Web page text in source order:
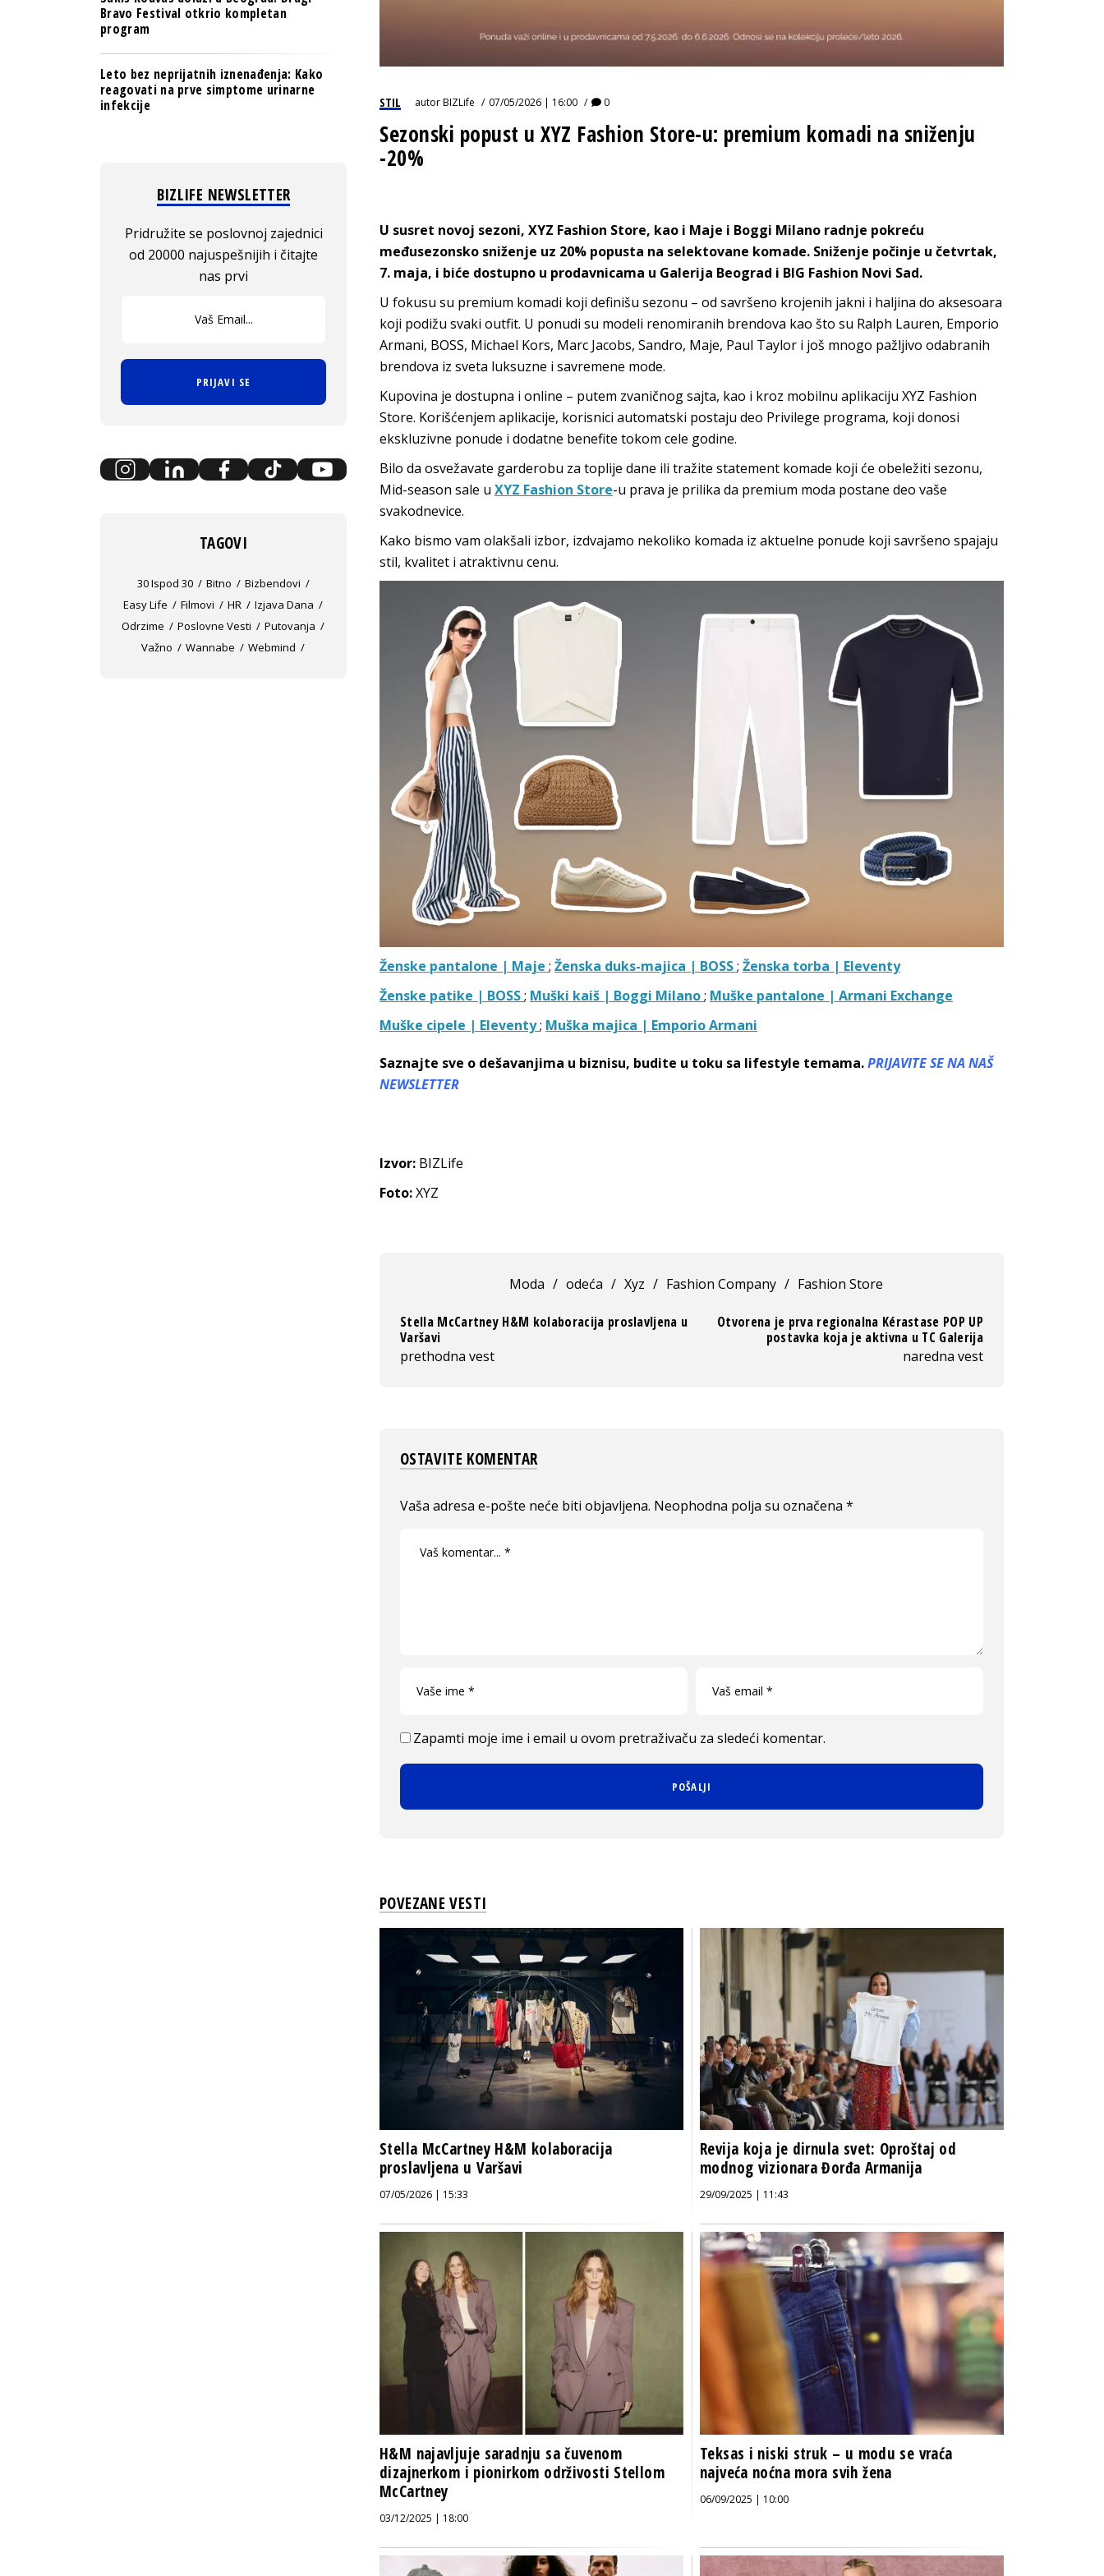
STIL autorBIZLife 07/05/2026 | 16:00 0
Sezonski popust u XYZ Fashion Store-u: premium komadi na sniženju
-20%
U susret novoj sezoni, XYZ Fashion Store, kao i Maje i Boggi Milano radnje pokreću
međusezonsko sniženje uz 20% popusta na selektovane komade. Sniženje počinje u četvrtak,
7. maja, i biće dostupno u prodavnicama u Galerija Beograd i BIG Fashion Novi Sad.
U fokusu su premium komadi koji definišu sezonu – od savršeno krojenih jakni i haljina do aksesoara
koji podižu svaki outfit. U ponudi su modeli renomiranih brendova kao što su Ralph Lauren, Emporio
Armani, BOSS, Michael Kors, Marc Jacobs, Sandro, Maje, Paul Taylor i još mnogo pažljivo odabranih
brendova iz sveta luksuzne i savremene mode.
Kupovina je dostupna i online – putem zvaničnog sajta, kao i kroz mobilnu aplikaciju XYZ Fashion
Store. Korišćenjem aplikacije, korisnici automatski postaju deo Privilege programa, koji donosi
ekskluzivne ponude i dodatne benefite tokom cele godine.
Bilo da osvežavate garderobu za toplije dane ili tražite statement komade koji će obeležiti sezonu,
Mid-season sale u XYZ Fashion Store-u prava je prilika da premium moda postane deo vaše
svakodnevice.
Kako bismo vam olakšali izbor, izdvajamo nekoliko komada iz aktuelne ponude koji savršeno spajaju
stil, kvalitet i atraktivnu cenu.
Ženske pantalone | Maje ; Ženska duks-majica | BOSS; Ženska torba | Eleventy
Ženske patike | BOSS; Muški kaiš | Boggi Milano; Muške pantalone | Armani Exchange
Muške cipele | Eleventy; Muška majica | Emporio Armani
Saznajte sve o dešavanjima u biznisu, budite u toku sa lifestyle temama.PRIJAVITE SE NA NAŠ
NEWSLETTER
Izvor: BIZLife
Foto:XYZ
Moda / odeća / Xyz / Fashion Company / Fashion Store
Stella McCartney H&M kolaboracija proslavljena u
Varšavi
prethodna vest
Otvorena je prva regionalna Kérastase POP UP
postavka koja je aktivna u TC Galerija
naredna vest
OSTAVITE KOMENTAR
Vaša adresa e-pošte neće biti objavljena. Neophodna polja su označena *
Zapamti moje ime i email u ovom pretraživaču za sledeći komentar.
POVEZANE VESTI
Stella McCartney H&M kolaboracija
proslavljena u Varšavi
07/05/2026 | 15:33
Revija koja je dirnula svet: Oproštaj od
modnog vizionara Đorđa Armanija
29/09/2025 | 11:43
H&M najavljuje saradnju sa čuvenom
dizajnerkom i pionirkom održivosti Stellom
McCartney
03/12/2025 | 18:00
Teksas i niski struk – u modu se vraća
najveća noćna mora svih žena
06/09/2025 | 10:00
Bravo Festival otkrio kompletan
program
Leto bez neprijatnih iznenađenja: Kako
reagovati na prve simptome urinarne
infekcije
BIZLIFE NEWSLETTER
Pridružite se poslovnoj zajednici
od 20000 najuspešnijih i čitajte
nas prvi
PRIJAVI SE
TAGOVI
30 Ispod 30 Bitno
Bizbendovi
Easy Life
Filmovi HR
Izjava Dana
Odrzime
Poslovne Vesti
Putovanja
Važno
Wannabe Webmind